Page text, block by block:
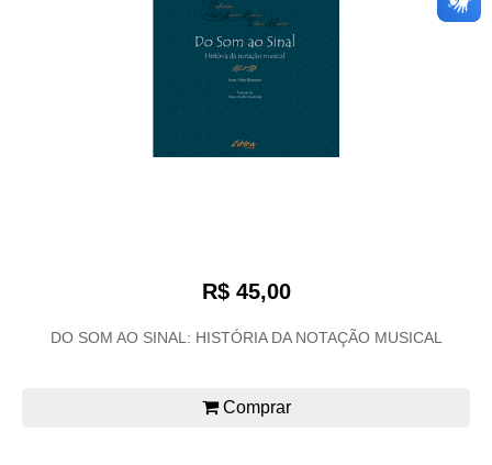
R$ 45,00
DO SOM AO SINAL: HISTÓRIA DA NOTAÇÃO MUSICAL
Comprar